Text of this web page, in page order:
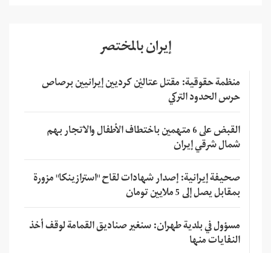
إيران بالمختصر
منظمة حقوقية: مقتل عتاليْن كرديين إيرانيين برصاص
حرس الحدود التركي
القبض على 6 متهمين باختطاف الأطفال والاتجار بهم
شمال شرقي إيران
صحيفة إيرانية: إصدار شهادات لقاح "استرازينكا" مزورة
بمقابل يصل إلى 5 ملايين تومان
مسؤول في بلدية طهران: سنغير صناديق القمامة لوقف أخذ
النفايات منها